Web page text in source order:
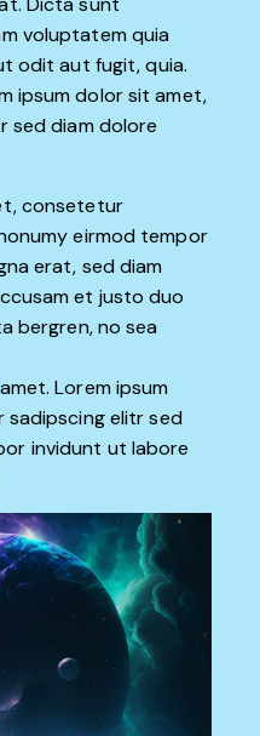
voluptatem quia
odit aut fugit, quia.
ipsum dolor sit amet,
sed diam dolore
consetetur
eirmod tempor
erat, sed diam
et justo duo
bergren, no sea
Lorem ipsum
elitr sed
invidunt ut labore